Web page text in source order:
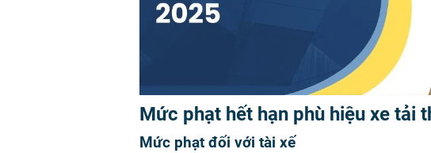
Mức phạt hết hạn phù hiệu xe tải
Mức phạt đối với tài xế